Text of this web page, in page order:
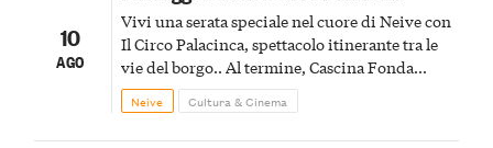
10
AGO
Vivi una serata speciale nel cuore di Neive con
Il Circo Palacinca, spettacolo itinerante tra le
vie del borgo.. Al termine, Cascina Fonda
Winery offrirà una degustazione di due
spumanti.
Neive Cultura & Cinema